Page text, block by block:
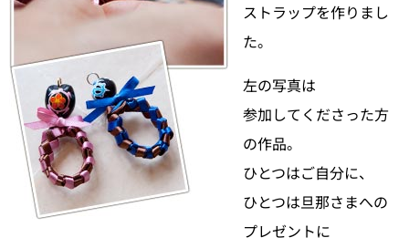
ストラップを作りまし
た。
左の写真は
参加してくださった方
の作品。
ひとつはご自分に、
ひとつは旦那さまへの
プレゼントに